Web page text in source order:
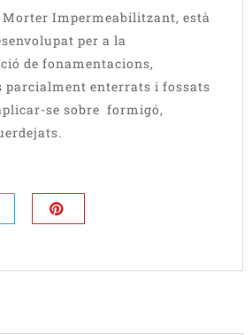
Impermeabilitzant, està
per a la
de fonamentacions,
parcialment enterrats i fossats
se sobre formigó,